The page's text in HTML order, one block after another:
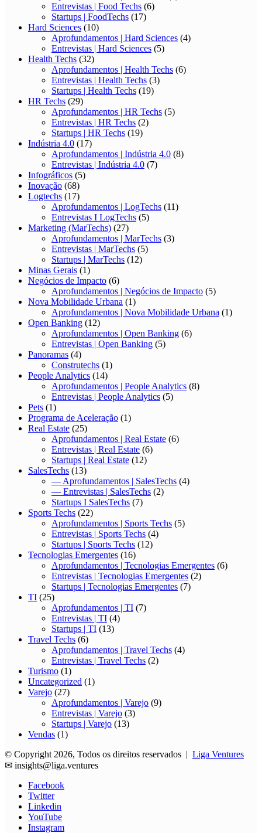
Entrevistas | Food Techs (6)
Startups | FoodTechs (17)
Hard Sciences (10)
Aprofundamentos | Hard Sciences (4)
Entrevistas | Hard Sciences (5)
Health Techs (32)
Aprofundamentos | Health Techs (6)
Entrevistas | Health Techs (3)
Startups | Health Techs (19)
HR Techs (29)
Aprofundamentos | HR Techs (5)
Entrevistas | HR Techs (2)
Startups | HR Techs (19)
Indústria 4.0 (17)
Aprofundamentos | Indústria 4.0 (8)
Entrevistas | Indústria 4.0 (7)
Infográficos (5)
Inovação (68)
Logtechs (17)
Aprofundamentos | LogTechs (11)
Entrevistas I LogTechs (5)
Marketing (MarTechs) (27)
Aprofundamentos | MarTechs (3)
Entrevistas | MarTechs (5)
Startups | MarTechs (12)
Minas Gerais (1)
Negócios de Impacto (6)
Aprofundamentos | Negócios de Impacto (5)
Nova Mobilidade Urbana (1)
Aprofundamentos | Nova Mobilidade Urbana (1)
Open Banking (12)
Aprofundamentos | Open Banking (6)
Entrevistas | Open Banking (5)
Panoramas (4)
Construtechs (1)
People Analytics (14)
Aprofundamentos | People Analytics (8)
Entrevistas | People Analytics (5)
Pets (1)
Programa de Aceleração (1)
Real Estate (25)
Aprofundamentos | Real Estate (6)
Entrevistas | Real Estate (6)
Startups | Real Estate (12)
SalesTechs (13)
— Aprofundamentos | SalesTechs (4)
— Entrevistas | SalesTechs (2)
Startups I SalesTechs (7)
Sports Techs (22)
Aprofundamentos | Sports Techs (5)
Entrevistas | Sports Techs (4)
Startups | Sports Techs (12)
Tecnologias Emergentes (16)
Aprofundamentos | Tecnologias Emergentes (6)
Entrevistas | Tecnologias Emergentes (2)
Startups | Tecnologias Emergentes (7)
TI (25)
Aprofundamentos | TI (7)
Entrevistas | TI (4)
Startups | TI (13)
Travel Techs (6)
Aprofundamentos | Travel Techs (4)
Entrevistas | Travel Techs (2)
Turismo (1)
Uncategorized (1)
Varejo (27)
Aprofundamentos | Varejo (9)
Entrevistas | Varejo (3)
Startups | Varejo (13)
Vendas (1)
© Copyright 2026, Todos os direitos reservados | Liga Ventures
✉ insights@liga.ventures
Facebook
Twitter
Linkedin
YouTube
Instagram